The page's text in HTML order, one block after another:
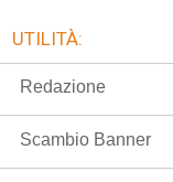
UTILITÀ:
Redazione
Scambio Banner